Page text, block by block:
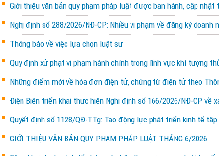
Giới thiệu văn bản quy phạm pháp luật được ban hành, cập nhật
Nghị định số 288/2026/NĐ-CP: Nhiều vi phạm về đăng ký
Thông báo về việc lựa chọn luật sư
Quy định xử phạt vi phạm hành chính trong lĩnh vực khí tượng
Những điểm mới về hóa đơn điện tử, chứng từ điện tử theo
Điện Biên triển khai thực hiện Nghị định số 166/2026/NĐ-CP về
Quyết định số 1128/QĐ-TTg: Tạo động lực phát triển kinh tế
GIỚI THIỆU VĂN BẢN QUY PHẠM PHÁP LUẬT THÁNG 6/2026